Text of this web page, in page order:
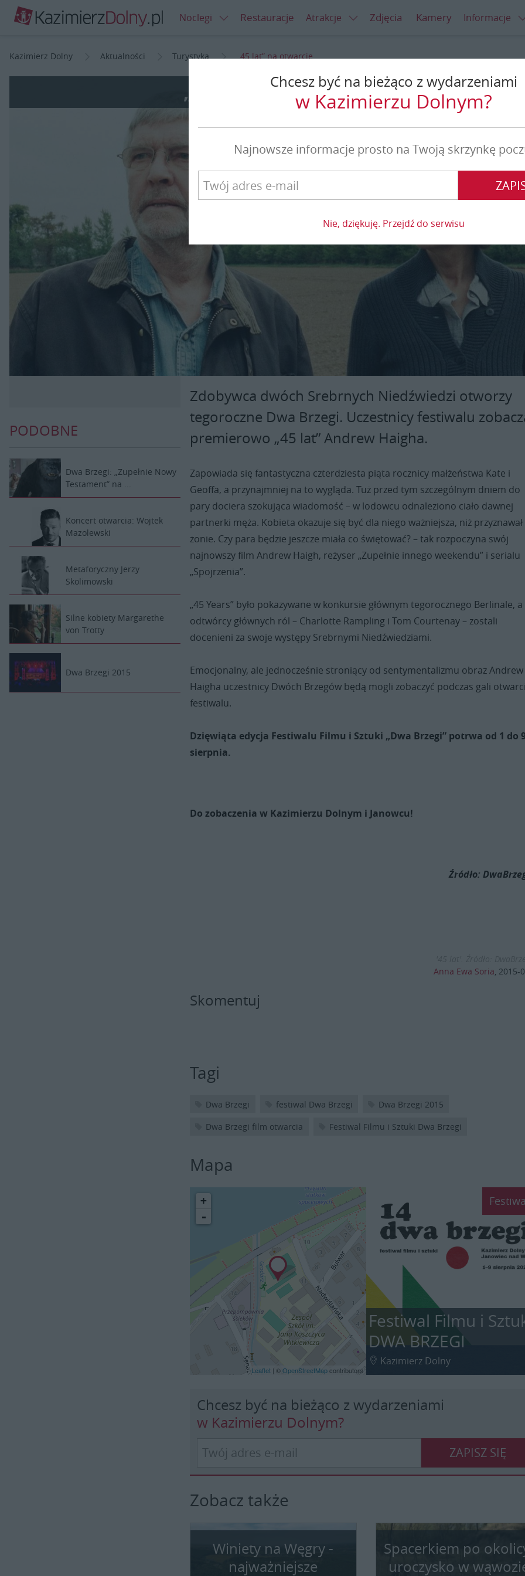
Noclegi Restauracje Atrakcje Zdjęcia Kamery Informacje
Kazimierz Dolny Aktualności Turystyka „45 lat” na otwarcie
„45 lat” na otwarcie
PODOBNE
Dwa Brzegi: „Zupełnie Nowy
Testament” na ...
Koncert otwarcia: Wojtek
Mazolewski
Metaforyczny Jerzy
Skolimowski
Silne kobiety Margarethe
von Trotty
Dwa Brzegi 2015
Zdobywca dwóch Srebrnych Niedźwiedzi otworzy
tegoroczne Dwa Brzegi. Uczestnicy festiwalu
premierowo „45 lat” Andrew Haigha.
Zapowiada się fantastyczna czterdziesta piąta rocznicy małżeństwa Kate i
Geoffa, a przynajmniej na to wygląda. Tuż przed tym szczególnym dniem do
pary dociera szokująca wiadomość – w lodowcu odnaleziono ciało dawnej
partnerki męża. Kobieta okazuje się być dla niego ważniejsza, niż
żonie. Czy para będzie jeszcze miała co świętować? – tak rozpoczyna swój
najnowszy film Andrew Haigh, reżyser „Zupełnie innego weekendu” i serialu
„Spojrzenia”.
„45 Years” było pokazywane w konkursie głównym tegorocznego Berlinale, a
odtwórcy głównych ról – Charlotte Rampling i Tom Courtenay – zostali
docenieni za swoje występy Srebrnymi Niedźwiedziami.
Emocjonalny, ale jednocześnie stroniący od sentymentalizmu obraz Andrew
Haigha uczestnicy Dwóch Brzegów będą mogli zobaczyć podczas gali
festiwalu.
Dzięwiąta edycja Festiwalu Filmu i Sztuki „Dwa Brzegi” potrwa od 1 do
sierpnia.
Do zobaczenia w Kazimierzu Dolnym i Janowcu!
Źródło:
Anna Ewa Soria, 2015-
Skomentuj
Tagi
Dwa Brzegi festiwal Dwa Brzegi Dwa Brzegi 2015
Dwa Brzegi film otwarcia Festiwal Filmu i Sztuki Dwa Brzegi
Mapa
+
-
Leaflet| ©OpenStreetMapcontributors
Festiwal Filmu i
DWA BRZEGI
Kazimierz Dolny
Chcesz być na bieżąco z wydarzeniami
w Kazimierzu Dolnym?
ZAPISZ SIĘ
Zobacz także
Winiety na Węgry -
najważniejsze
Spacerkiem po
uroczysko w
Chcesz być na bieżąco z wydarzeniami
w Kazimierzu Dolnym?
Najnowsze informacje prosto na Twoją skrzynkę
Nie, dziękuję. Przejdź do serwisu